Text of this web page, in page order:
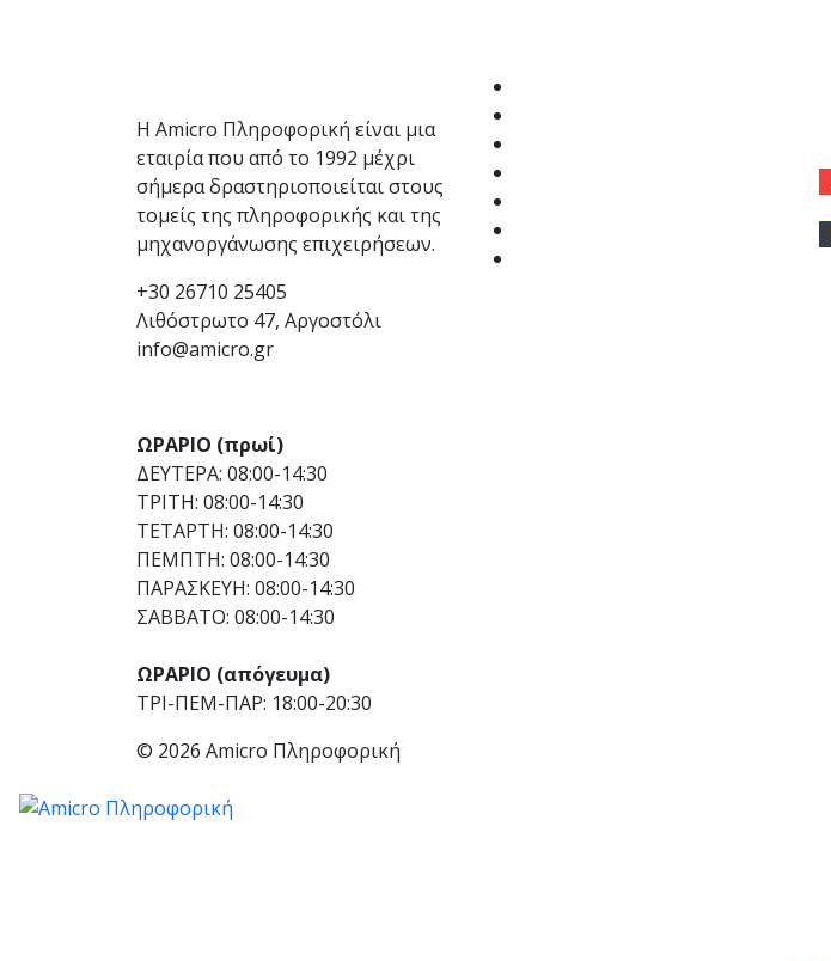
Η Amicro Πληροφορική είναι μια
εταιρία που από το 1992 μέχρι
σήμερα δραστηριοποιείται στους
τομείς της πληροφορικής και της
μηχανοργάνωσης επιχειρήσεων.
+30 26710 25405
Λιθόστρωτο 47, Αργοστόλι
info@amicro.gr
ΩΡΑΡΙΟ (πρωί)
ΔΕΥΤΕΡΑ: 08:00-14:30
ΤΡΙΤΗ: 08:00-14:30
ΤΕΤΑΡΤΗ: 08:00-14:30
ΠΕΜΠΤΗ: 08:00-14:30
ΠΑΡΑΣΚΕΥΗ: 08:00-14:30
ΣΑΒΒΑΤΟ: 08:00-14:30
ΩΡΑΡΙΟ (απόγευμα)
ΤΡΙ-ΠΕΜ-ΠΑΡ: 18:00-20:30
© 2026 Amicro Πληροφορική